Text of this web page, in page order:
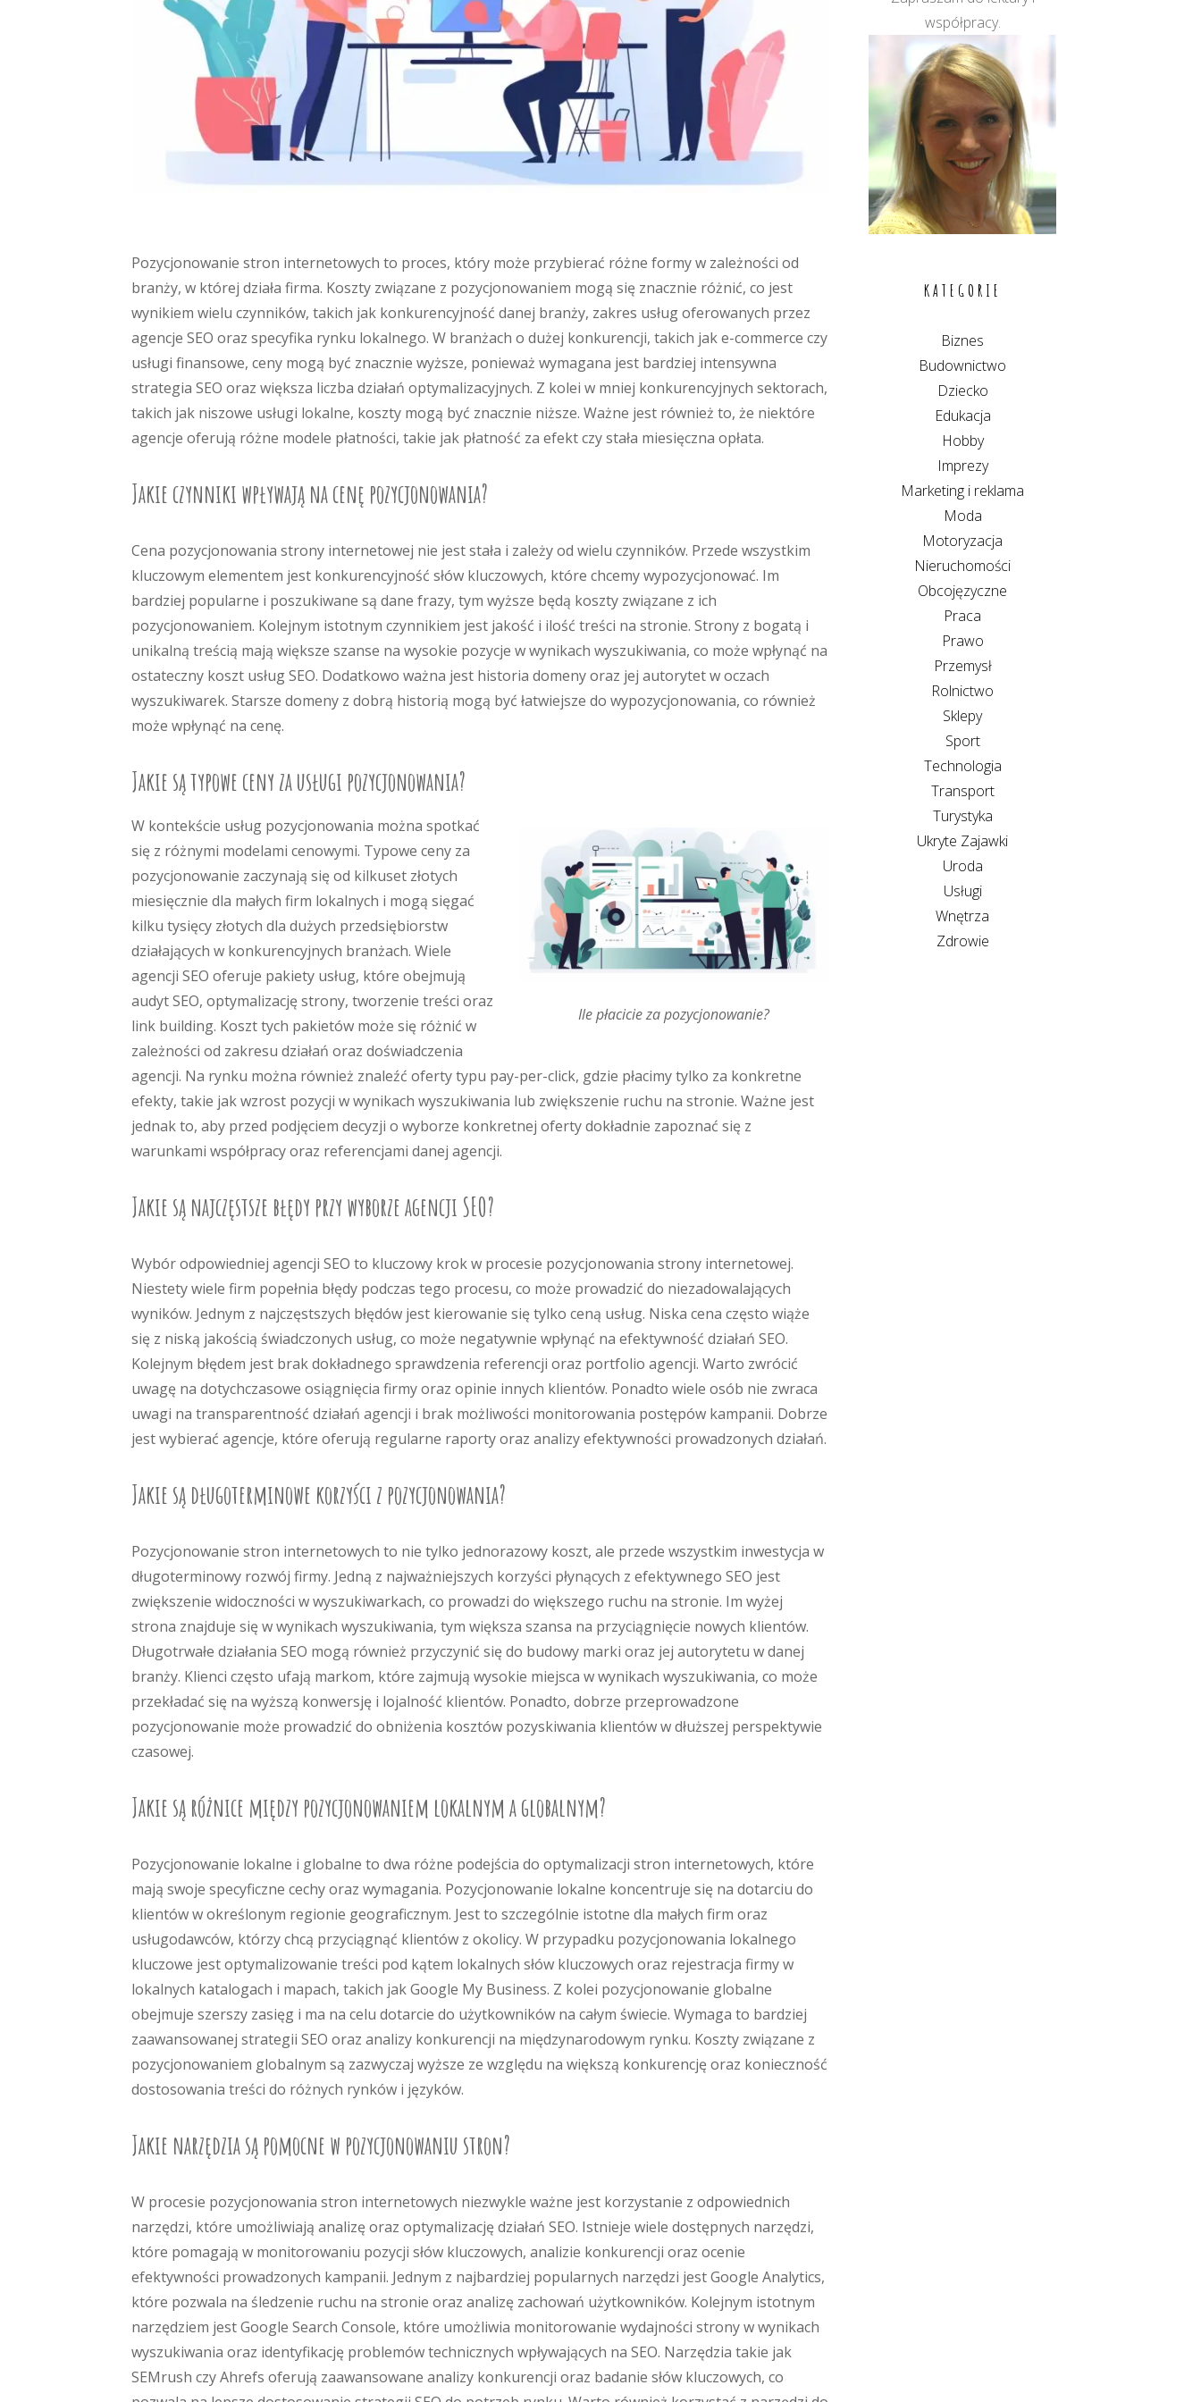
Pozycjonowanie stron internetowych to proces, który może przybierać różne formy w zależności od
branży, w której działa firma. Koszty związane z pozycjonowaniem mogą się znacznie różnić, co jest
wynikiem wielu czynników, takich jak konkurencyjność danej branży, zakres usług oferowanych przez
agencje SEO oraz specyfika rynku lokalnego. W branżach o dużej konkurencji, takich jak e-commerce czy
usługi finansowe, ceny mogą być znacznie wyższe, ponieważ wymagana jest bardziej intensywna
strategia SEO oraz większa liczba działań optymalizacyjnych. Z kolei w mniej konkurencyjnych sektorach,
takich jak niszowe usługi lokalne, koszty mogą być znacznie niższe. Ważne jest również to, że niektóre
agencje oferują różne modele płatności, takie jak płatność za efekt czy stała miesięczna opłata.
Jakie czynniki wpływają na cenę pozycjonowania?
Cena pozycjonowania strony internetowej nie jest stała i zależy od wielu czynników. Przede wszystkim
kluczowym elementem jest konkurencyjność słów kluczowych, które chcemy wypozycjonować. Im
bardziej popularne i poszukiwane są dane frazy, tym wyższe będą koszty związane z ich
pozycjonowaniem. Kolejnym istotnym czynnikiem jest jakość i ilość treści na stronie. Strony z bogatą i
unikalną treścią mają większe szanse na wysokie pozycje w wynikach wyszukiwania, co może wpłynąć na
ostateczny koszt usług SEO. Dodatkowo ważna jest historia domeny oraz jej autorytet w oczach
wyszukiwarek. Starsze domeny z dobrą historią mogą być łatwiejsze do wypozycjonowania, co również
może wpłynąć na cenę.
Jakie są typowe ceny za usługi pozycjonowania?
Ile płacicie za pozycjonowanie?
W kontekście usług pozycjonowania można spotkać
się z różnymi modelami cenowymi. Typowe ceny za
pozycjonowanie zaczynają się od kilkuset złotych
miesięcznie dla małych firm lokalnych i mogą sięgać
kilku tysięcy złotych dla dużych przedsiębiorstw
działających w konkurencyjnych branżach. Wiele
agencji SEO oferuje pakiety usług, które obejmują
audyt SEO, optymalizację strony, tworzenie treści oraz
link building. Koszt tych pakietów może się różnić w
zależności od zakresu działań oraz doświadczenia
agencji. Na rynku można również znaleźć oferty typu pay-per-click, gdzie płacimy tylko za konkretne
efekty, takie jak wzrost pozycji w wynikach wyszukiwania lub zwiększenie ruchu na stronie. Ważne jest
jednak to, aby przed podjęciem decyzji o wyborze konkretnej oferty dokładnie zapoznać się z
warunkami współpracy oraz referencjami danej agencji.
Jakie są najczęstsze błędy przy wyborze agencji SEO?
Wybór odpowiedniej agencji SEO to kluczowy krok w procesie pozycjonowania strony internetowej.
Niestety wiele firm popełnia błędy podczas tego procesu, co może prowadzić do niezadowalających
wyników. Jednym z najczęstszych błędów jest kierowanie się tylko ceną usług. Niska cena często wiąże
się z niską jakością świadczonych usług, co może negatywnie wpłynąć na efektywność działań SEO.
Kolejnym błędem jest brak dokładnego sprawdzenia referencji oraz portfolio agencji. Warto zwrócić
uwagę na dotychczasowe osiągnięcia firmy oraz opinie innych klientów. Ponadto wiele osób nie zwraca
uwagi na transparentność działań agencji i brak możliwości monitorowania postępów kampanii. Dobrze
jest wybierać agencje, które oferują regularne raporty oraz analizy efektywności prowadzonych działań.
Jakie są długoterminowe korzyści z pozycjonowania?
Pozycjonowanie stron internetowych to nie tylko jednorazowy koszt, ale przede wszystkim inwestycja w
długoterminowy rozwój firmy. Jedną z najważniejszych korzyści płynących z efektywnego SEO jest
zwiększenie widoczności w wyszukiwarkach, co prowadzi do większego ruchu na stronie. Im wyżej
strona znajduje się w wynikach wyszukiwania, tym większa szansa na przyciągnięcie nowych klientów.
Długotrwałe działania SEO mogą również przyczynić się do budowy marki oraz jej autorytetu w danej
branży. Klienci często ufają markom, które zajmują wysokie miejsca w wynikach wyszukiwania, co może
przekładać się na wyższą konwersję i lojalność klientów. Ponadto, dobrze przeprowadzone
pozycjonowanie może prowadzić do obniżenia kosztów pozyskiwania klientów w dłuższej perspektywie
czasowej.
Jakie są różnice między pozycjonowaniem lokalnym a globalnym?
Pozycjonowanie lokalne i globalne to dwa różne podejścia do optymalizacji stron internetowych, które
mają swoje specyficzne cechy oraz wymagania. Pozycjonowanie lokalne koncentruje się na dotarciu do
klientów w określonym regionie geograficznym. Jest to szczególnie istotne dla małych firm oraz
usługodawców, którzy chcą przyciągnąć klientów z okolicy. W przypadku pozycjonowania lokalnego
kluczowe jest optymalizowanie treści pod kątem lokalnych słów kluczowych oraz rejestracja firmy w
lokalnych katalogach i mapach, takich jak Google My Business. Z kolei pozycjonowanie globalne
obejmuje szerszy zasięg i ma na celu dotarcie do użytkowników na całym świecie. Wymaga to bardziej
zaawansowanej strategii SEO oraz analizy konkurencji na międzynarodowym rynku. Koszty związane z
pozycjonowaniem globalnym są zazwyczaj wyższe ze względu na większą konkurencję oraz konieczność
dostosowania treści do różnych rynków i języków.
Jakie narzędzia są pomocne w pozycjonowaniu stron?
W procesie pozycjonowania stron internetowych niezwykle ważne jest korzystanie z odpowiednich
narzędzi, które umożliwiają analizę oraz optymalizację działań SEO. Istnieje wiele dostępnych narzędzi,
które pomagają w monitorowaniu pozycji słów kluczowych, analizie konkurencji oraz ocenie
efektywności prowadzonych kampanii. Jednym z najbardziej popularnych narzędzi jest Google Analytics,
które pozwala na śledzenie ruchu na stronie oraz analizę zachowań użytkowników. Kolejnym istotnym
narzędziem jest Google Search Console, które umożliwia monitorowanie wydajności strony w wynikach
wyszukiwania oraz identyfikację problemów technicznych wpływających na SEO. Narzędzia takie jak
SEMrush czy Ahrefs oferują zaawansowane analizy konkurencji oraz badanie słów kluczowych, co
współpracy.
KATEGORIE
Biznes
Budownictwo
Dziecko
Edukacja
Hobby
Imprezy
Marketing i reklama
Moda
Motoryzacja
Nieruchomości
Obcojęzyczne
Praca
Prawo
Przemysł
Rolnictwo
Sklepy
Sport
Technologia
Transport
Turystyka
Ukryte Zajawki
Uroda
Usługi
Wnętrza
Zdrowie